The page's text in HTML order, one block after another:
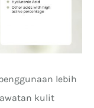
lebih
kulit